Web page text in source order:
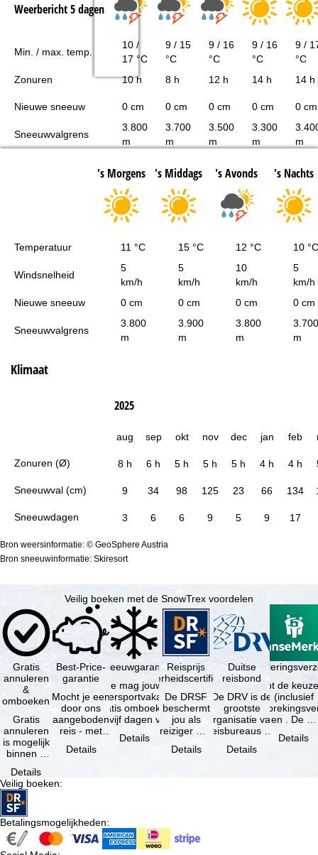
Weerbericht 5 dagen
Min. / max. temp.
10 /
17 °C
9 / 15
°C
9 / 16
°C
9 / 16
°C
9 /
°C
Zonuren
10 h 8 h 12 h 14 h 14 h
Nieuwe sneeuw 0 cm 0 cm 0 cm 0 cm 0 cm
Sneeuwvalgrens
3.800
m
3.700
m
3.500
m
3.300
m
m
's Morgens 's Middags 's Avonds 's Nachts
Temperatuur 11 °C 15 °C 12 °C 10 °C
Windsnelheid
5
km/h
5
km/h
10
km/h
5
km/h
Nieuwe sneeuw
0 cm 0 cm 0 cm 0 cm
Sneeuwvalgrens
3.800
m
3.900
m
3.800
m
3.700
m
Klimaat
Zonuren (Ø)
Sneeuwval (cm)
Sneeuwdagen
2025
aug sep okt nov dec jan feb
8 h 6 h 5 h 5 h 5 h 4 h 4 h
9 34 98 125 23 66 134
3 6 6 9 5 9 17
Bron weersinformatie: © GeoSphere Austria
Bron sneeuwinformatie: Skiresort
Veilig boeken met de SnowTrex voordelen
Gratis
annuleren
&
omboeken
Gratis
annuleren
is mogelijk
binnen 5
de
boeking,
als jouw
vakantie …
Details
Best-Price-
garantie
Mocht je een
door ons
aangeboden
reis - met
beschikbaarheid
Details
Sneeuwgarantie
Je mag jouw
wintersportvakantie
gratis omboeken
als vijf dagen voor
Details
Reisprijs
zekerheidscertificaat
De DRSF
beschermt
jou als
reiziger met
pakketreis
Details
Duitse
reisbond
De DRV is de
grootste
organisatie van
reisbureaus en
in Duitsland. …
Details
Je hebt de
(inclusief
en . De …
Details
Veilig boeken:
Betalingsmogelijkheden: